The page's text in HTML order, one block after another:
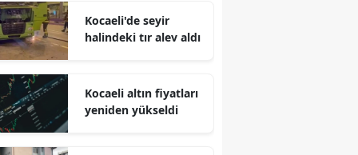
Kütahya
Manisa
Kocaeli'de seyir
halindeki tır alev aldı
Kocaeli altın fiyatları
yeniden yükseldi